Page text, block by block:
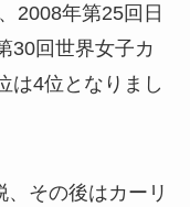
2008年第25回日
30回世界女子カ
は4位となりまし
その後はカーリ